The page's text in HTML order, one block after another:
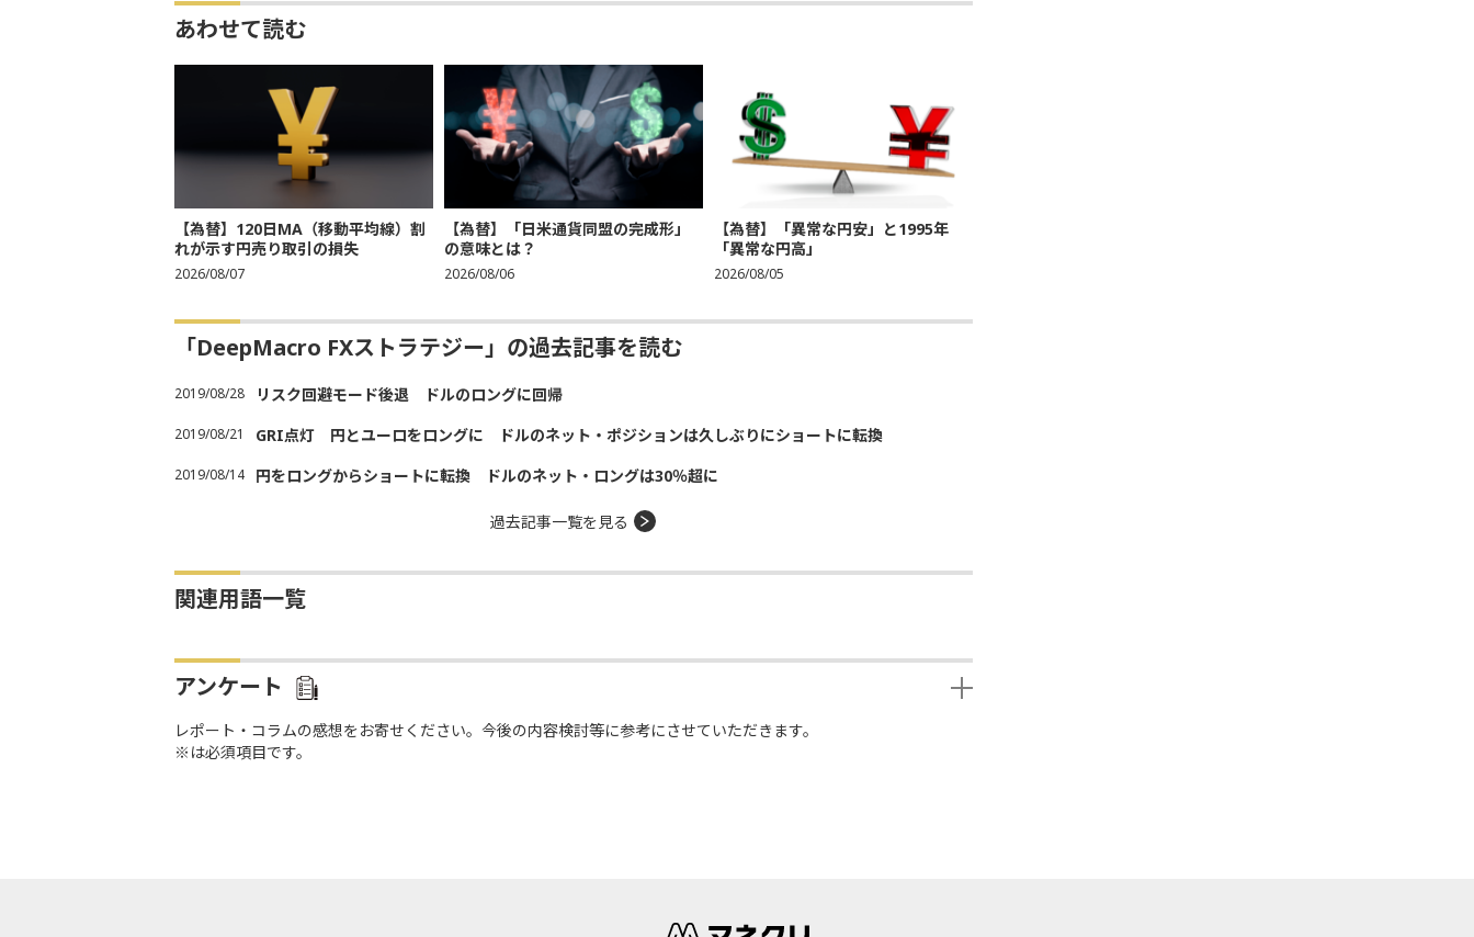
あわせて読む
【為替】120日MA（移動平均線）割
れが示す円売り取引の損失
2026/08/07
【為替】「日米通貨同盟の完成形」
の意味とは？
2026/08/06
【為替】「異常な円安」と1995年
「異常な円高」
2026/08/05
「DeepMacro FXストラテジー」の過去記事を読む
2019/08/28 リスク回避モード後退 ドルのロングに回帰
2019/08/21 GRI点灯 円とユーロをロングに ドルのネット・ポジションは久しぶりにショートに転換
2019/08/14 円をロングからショートに転換 ドルのネット・ロングは30％超に
過去記事一覧を見る
関連用語一覧
アンケート
レポート・コラムの感想をお寄せください。今後の内容検討等に参考にさせていただきます。
※は必須項目です。